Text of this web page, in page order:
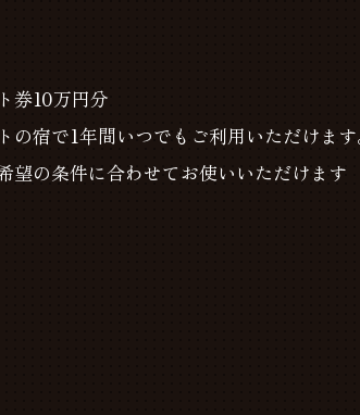
券10万円分
の宿で1年間いつでもご利用いただけま
望の条件に合わせてお使いいただけます